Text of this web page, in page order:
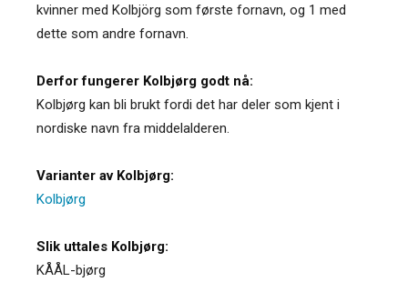
kvinner med Kolbjörg som første fornavn, og 1 med
dette som andre fornavn.
Derfor fungerer Kolbjørg godt nå:
Kolbjørg kan bli brukt fordi det har deler som kjent i
nordiske navn fra middelalderen.
Varianter av Kolbjørg:
Kolbjørg
Slik uttales Kolbjørg:
KÅÅL-bjørg